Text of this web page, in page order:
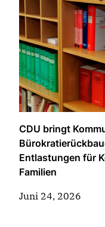
CDU bringt
Entlastungen für
Familien
Juni 24, 2026